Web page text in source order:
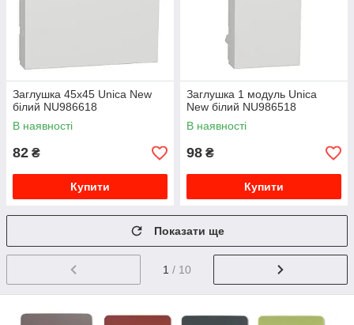
Заглушка 45х45 Unica New
білий NU986618
В наявності
82 ₴
Купити
Заглушка 1 модуль Unica
New білий NU986518
В наявності
98 ₴
Купити
Показати ще
1 / 10